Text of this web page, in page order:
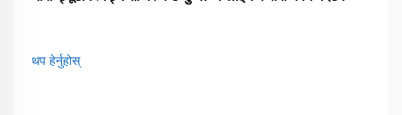
थप हेर्नुहोस्